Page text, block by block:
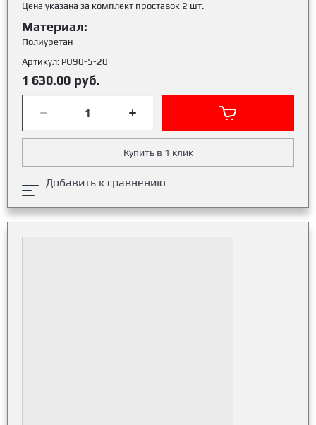
Цена указана за комплект проставок 2 шт.
Материал:
Полиуретан
Артикул: PU90-5-20
1 630.00 руб.
Купить в 1 клик
Добавить к сравнению